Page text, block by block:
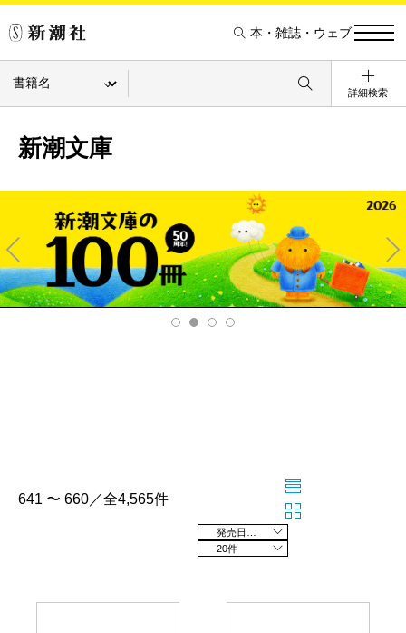
本・雑誌・ウェブ
詳細検索
新潮文庫
Pre
v
Ne
xt
641 〜 660／全4,565件
20件